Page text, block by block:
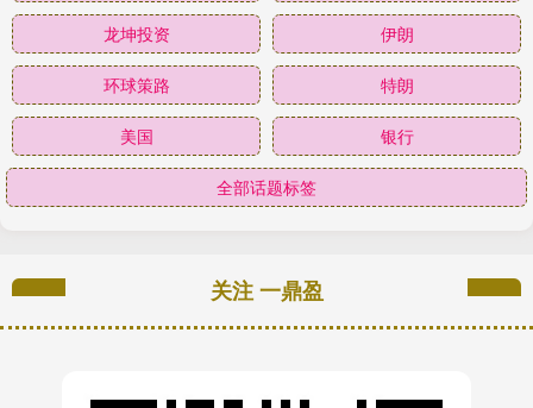
龙坤投资 伊朗
环球策路 特朗
美国 银行
全部话题标签
关注 一鼎盈